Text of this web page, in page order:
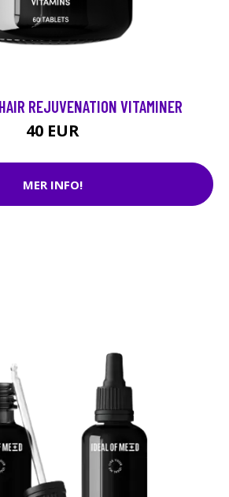
REJUVENATION VITAMINER
40 EUR
MER INFO!